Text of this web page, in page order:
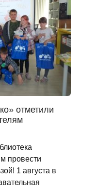
отметили
провести
1 августа в